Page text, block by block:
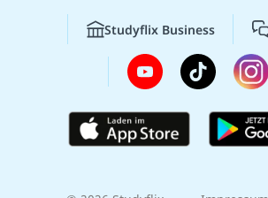
Studyflix Business